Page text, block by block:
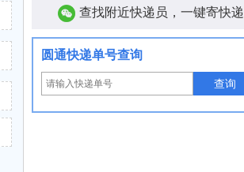
查找附近快递员，一键寄快递
圆通快递单号查询
查询